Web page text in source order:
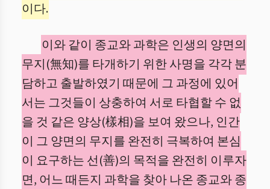
이다.
이와 같이 종교와 과학은 인생의 양면의
무지(無知)를 타개하기 위한 사명을 각각 분
담하고 출발하였기 때문에 그 과정에 있어
서는 그것들이 상충하여 서로 타협할 수 없
을 것 같은 양상(樣相)을 보여 왔으나, 인간
이 그 양면의 무지를 완전히 극복하여 본심
이 요구하는 선(善)의 목적을 완전히 이루자
면, 어느 때든지 과학을 찾아 나온 종교와 종